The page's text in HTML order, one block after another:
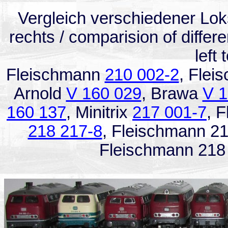
Vergleich verschiedener
rechts / comparision of
left
Fleischmann 210 002-2,
Arnold V 160 029, Brawa V
160 137, Minitrix217 001-7,
218 217-8, Fleischmann
Fleischmann